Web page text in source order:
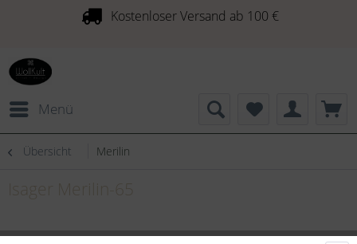
Kostenloser Versand ab 100 €
Menü
Übersicht Merilin